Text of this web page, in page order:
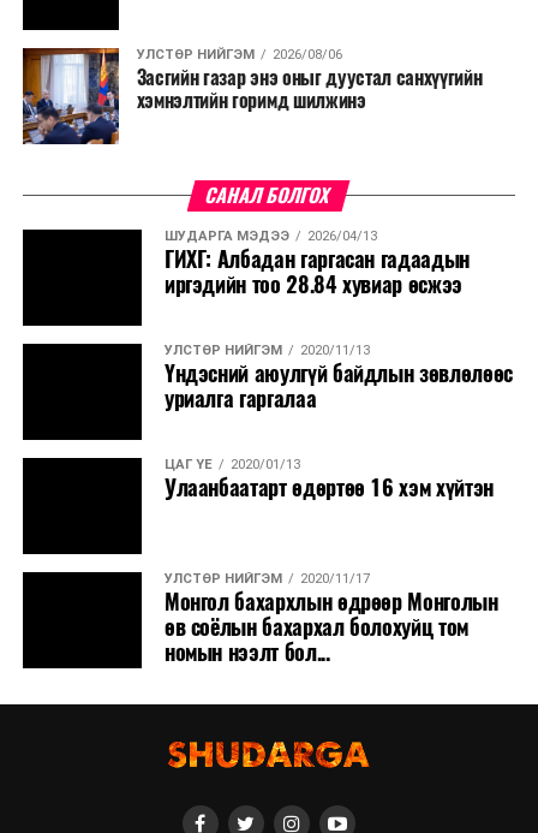
УЛСТӨР НИЙГЭМ 2026/08/06
Засгийн газар энэ оныг дуустал санхүүгийн
хэмнэлтийн горимд шилжинэ
САНАЛ БОЛГОХ
ШУДАРГА МЭДЭЭ 2026/04/13
ГИХГ: Албадан гаргасан гадаадын
иргэдийн тоо 28.84 хувиар өсжээ
УЛСТӨР НИЙГЭМ 2020/11/13
Үндэсний аюулгүй байдлын зөвлөлөөс
уриалга гаргалаа
ЦАГ ҮЕ 2020/01/13
Улаанбаатарт өдөртөө 16 хэм хүйтэн
УЛСТӨР НИЙГЭМ 2020/11/17
Монгол бахархлын өдрөөр Монголын
өв соёлын бахархал болохуйц том
номын нээлт бол...